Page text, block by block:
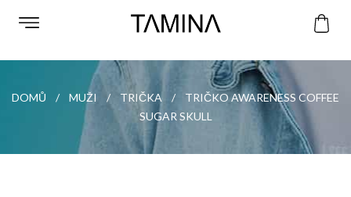
DOMŮ MUŽI TRIČKA
TRIČKO AWARENESS COFFEE
SUGAR SKULL